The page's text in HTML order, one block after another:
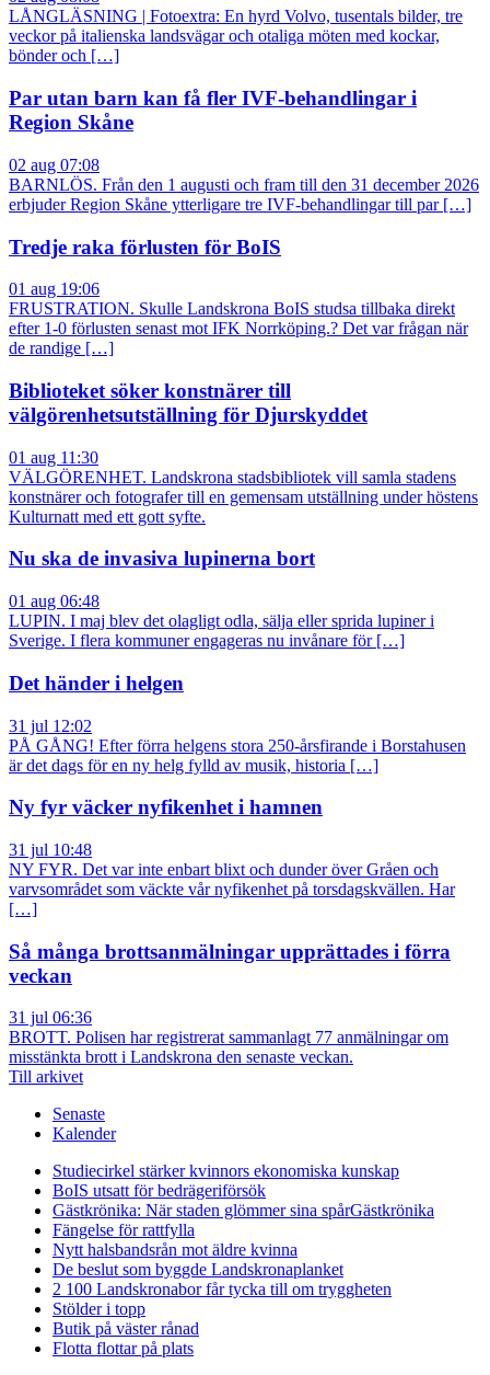
LÅNGLÄSNING | Fotoextra: En hyrd Volvo, tusentals bilder, tre
veckor på italienska landsvägar och otaliga möten med kockar,
bönder och […]
Par utan barn kan få fler IVF-behandlingar i
Region Skåne
02 aug 07:08
BARNLÖS. Från den 1 augusti och fram till den 31 december 2026
erbjuder Region Skåne ytterligare tre IVF-behandlingar till par […]
Tredje raka förlusten för BoIS
01 aug 19:06
FRUSTRATION. Skulle Landskrona BoIS studsa tillbaka direkt
efter 1-0 förlusten senast mot IFK Norrköping.? Det var frågan när
de randige […]
Biblioteket söker konstnärer till
välgörenhetsutställning för Djurskyddet
01 aug 11:30
VÄLGÖRENHET. Landskrona stadsbibliotek vill samla stadens
konstnärer och fotografer till en gemensam utställning under höstens
Kulturnatt med ett gott syfte.
Nu ska de invasiva lupinerna bort
01 aug 06:48
LUPIN. I maj blev det olagligt odla, sälja eller sprida lupiner i
Sverige. I flera kommuner engageras nu invånare för […]
Det händer i helgen
31 jul 12:02
PÅ GÅNG! Efter förra helgens stora 250-årsfirande i Borstahusen
är det dags för en ny helg fylld av musik, historia […]
Ny fyr väcker nyfikenhet i hamnen
31 jul 10:48
NY FYR. Det var inte enbart blixt och dunder över Gråen och
varvsområdet som väckte vår nyfikenhet på torsdagskvällen. Har
[…]
Så många brottsanmälningar upprättades i förra
veckan
31 jul 06:36
BROTT. Polisen har registrerat sammanlagt 77 anmälningar om
misstänkta brott i Landskrona den senaste veckan.
Till arkivet
Senaste
Kalender
Studiecirkel stärker kvinnors ekonomiska kunskap
BoIS utsatt för bedrägeriförsök
Gästkrönika: När staden glömmer sina spårGästkrönika
Fängelse för rattfylla
Nytt halsbandsrån mot äldre kvinna
De beslut som byggde Landskronaplanket
2 100 Landskronabor får tycka till om tryggheten
Stölder i topp
Butik på väster rånad
Flotta flottar på plats